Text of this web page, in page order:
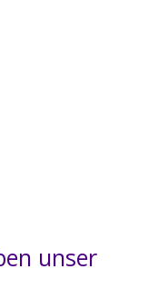
unser